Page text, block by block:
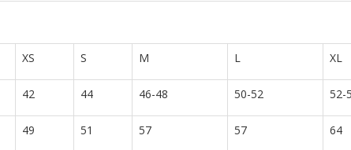
XS S M L XL
42 44 46-48 50-52 52-
49 51 57 57 64